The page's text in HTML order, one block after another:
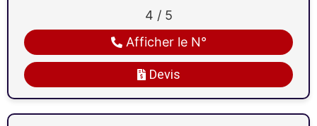
Devis
Afficher le N°
4 / 5